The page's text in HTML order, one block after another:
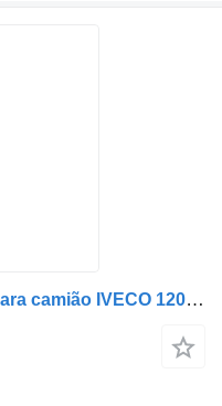
Porta Ușă Stânga 504054727 para camião IVECO 120E24 504054727 / 504213142